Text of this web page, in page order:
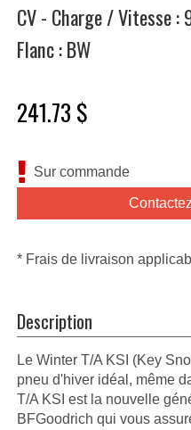
CV - Charge / Vitesse :
Flanc : BW
241.73 $
Sur commande
* Frais de livraison
Description
Le Winter T/A KSI (Key
pneu d'hiver idéal, même
T/A KSI est la nouvelle
BFGoodrich qui vous